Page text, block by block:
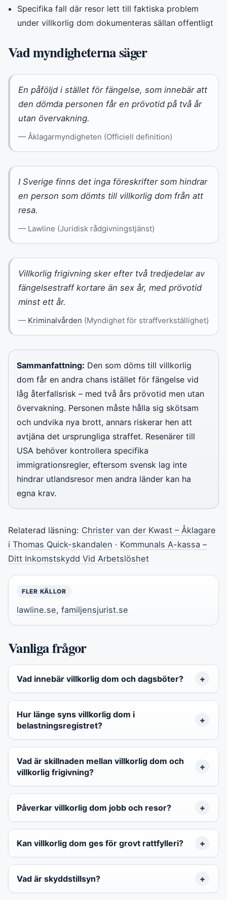
Specifika fall där resor lett till faktiska problem
under villkorlig dom dokumenteras sällan offentligt
Vad myndigheterna säger
En påföljd i stället för fängelse, som innebär att
den dömda personen får en prövotid på två år
utan övervakning.
— Åklagarmyndigheten (Officiell definition)
I Sverige finns det inga föreskrifter som hindrar
en person som dömts till villkorlig dom från att
resa.
— Lawline (Juridisk rådgivningstjänst)
Villkorlig frigivning sker efter två tredjedelar av
fängelsestraff kortare än sex år, med prövotid
minst ett år.
— Kriminalvården (Myndighet för straffverkställighet)
Sammanfattning: Den som döms till villkorlig
dom får en andra chans istället för fängelse vid
låg återfallsrisk – med två års prövotid men utan
övervakning. Personen måste hålla sig skötsam
och undvika nya brott, annars riskerar hen att
avtjäna det ursprungliga straffet. Resenärer till
USA behöver kontrollera specifika
immigrationsregler, eftersom svensk lag inte
hindrar utlandsresor men andra länder kan ha
egna krav.
Relaterad läsning: Christer van der Kwast – Åklagare
i Thomas Quick-skandalen · Kommunals A-kassa –
Ditt Inkomstskydd Vid Arbetslöshet
FLER KÄLLOR
lawline.se, familjensjurist.se
Vanliga frågor
Vad innebär villkorlig dom och dagsböter?
Hur länge syns villkorlig dom i
belastningsregistret?
Vad är skillnaden mellan villkorlig dom och
villkorlig frigivning?
Påverkar villkorlig dom jobb och resor?
Kan villkorlig dom ges för grovt rattfylleri?
Vad är skyddstillsyn?